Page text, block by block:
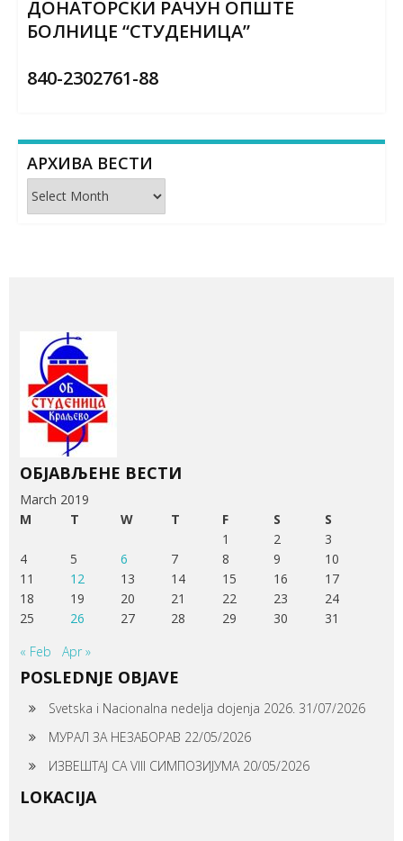
ДОНАТОРСКИ РАЧУН ОПШТЕ
БОЛНИЦЕ “СТУДЕНИЦА”
840-2302761-88
АРХИВА ВЕСТИ
Архива
вести
ОБЈАВЉЕНЕ ВЕСТИ
March 2019
M
T W T F S
S
1
2
3
4
5 6 7 8 9
10
11
12 13 14 15 16
17
18
19 20 21 22 23
24
25
26 27 28 29 30
31
« Feb
Apr »
POSLEDNJE OBJAVE
Svetska i Nacionalna nedelja dojenja 2026. 31/07/2026
МУРАЛ ЗА НЕЗАБОРАВ 22/05/2026
ИЗВЕШТАЈ СА VIII СИМПОЗИЈУМА 20/05/2026
LOKACIJA